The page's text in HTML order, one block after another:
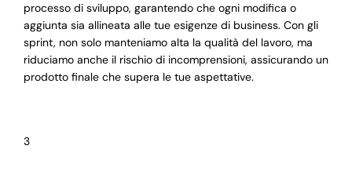
processo di sviluppo, garantendo che ogni modifica o
aggiunta sia allineata alle tue esigenze di business. Con gli
sprint, non solo manteniamo alta la qualità del lavoro, ma
riduciamo anche il rischio di incomprensioni, assicurando un
prodotto finale che supera le tue aspettative.
3